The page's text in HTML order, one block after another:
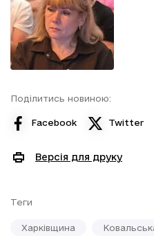
Поділитись новиною:
Facebook Twitter
Версія для друку
Теги
Харківщина